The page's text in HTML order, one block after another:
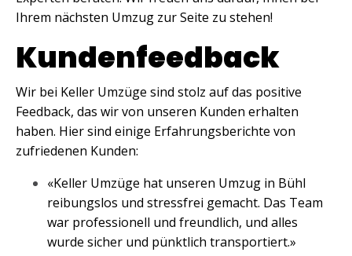
Ihrem nächsten Umzug zur Seite zu stehen!
Kundenfeedback
Wir bei Keller Umzüge sind stolz auf das positive
Feedback, das wir von unseren Kunden erhalten
haben. Hier sind einige Erfahrungsberichte von
zufriedenen Kunden:
«Keller Umzüge hat unseren Umzug in Bühl
reibungslos und stressfrei gemacht. Das Team
war professionell und freundlich, und alles
wurde sicher und pünktlich transportiert.»